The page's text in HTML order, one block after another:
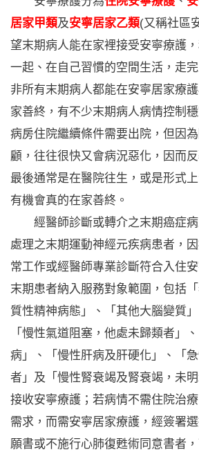
居家甲類及安寧居家乙類(又稱社區
望末期病人能在家裡接受安寧療護
一起、在自己習慣的空間生活，走
非所有末期病人都能在安寧居家療
家善終，有不少末期病人病情控制
病房住院繼續條件需要出院，但因
顧，往往很快又會病況惡化，因而
最後通常是在醫院往生，或是形式
有機會真的在家善終
經醫師診斷或轉介之末期癌症病
處理之末期運動神經元疾病患者，
常工作或經醫師專業診斷符合入住
末期患者納入服務對象範圍，包括
質性精神病態」、「其他大腦變質
「慢性氣道阻塞，他處未歸類者」
病」、「慢性肝病及肝硬化」、「
者」及「慢性腎衰竭及腎衰竭，未
接收安寧療護；若病情不需住院治
需求，而需安寧居家療護，經簽署
願書或不施行心肺復甦術同意書者